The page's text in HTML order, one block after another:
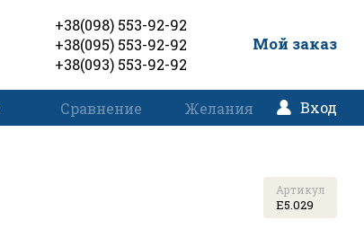
+38(098) 553-92-92
+38(095) 553-92-92
+38(093) 553-92-92
Мой заказ
Сравнение Желания Вход
Артикул
E5.029